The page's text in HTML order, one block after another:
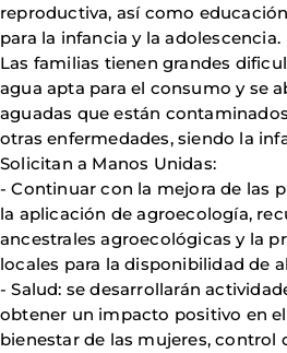
reproductiva, así como
para la infancia y la adolescencia.
Las familias tienen grandes
agua apta para el consumo y se
aguadas que están
otras enfermedades, siendo la
Solicitan a Manos Unidas:
- Continuar con la mejora de las
la aplicación de agroecología,
ancestrales agroecológicas y la
locales para la disponibilidad de
- Salud: se desarrollarán
obtener un impacto positivo en
bienestar de las mujeres, control